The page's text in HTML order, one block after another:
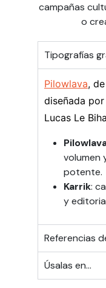
campañas
o
Tipografías
Pilowlava,
diseñada
Lucas Le
volumen
potente.
Karrik:
y
Referencias
Úsalas en...